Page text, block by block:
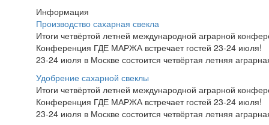
Информация
Производство сахарная свекла
Итоги четвёртой летней международной аграрной
Конференция ГДЕ МАРЖА встречает гостей 23-24 июля!
23-24 июля в Москве состоится четвёртая летняя
Удобрение сахарной свеклы
Итоги четвёртой летней международной аграрной
Конференция ГДЕ МАРЖА встречает гостей 23-24 июля!
23-24 июля в Москве состоится четвёртая летняя